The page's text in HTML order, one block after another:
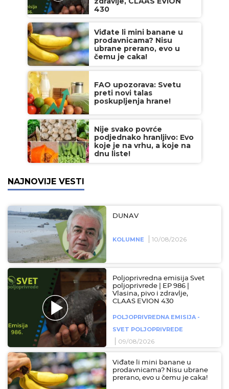
430
Viđate li mini banane u
prodavnicama? Nisu
ubrane prerano, evo u
čemu je caka!
FAO upozorava: Svetu
preti novi talas
poskupljenja hrane!
Nije svako povrće
podjednako hranljivo: Evo
koje je na vrhu, a koje na
dnu liste!
NAJNOVIJE VESTI
DUNAV
KOLUMNE 10/08/2026
Poljoprivredna emisija Svet
poljoprivrede | EP 986 |
Vlasina, pivo i zdravlje,
CLAAS EVION 430
POLJOPRIVREDNA EMISIJA -
SVET POLJOPRIVREDE
09/08/2026
Viđate li mini banane u
prodavnicama? Nisu ubrane
prerano, evo u čemu je caka!